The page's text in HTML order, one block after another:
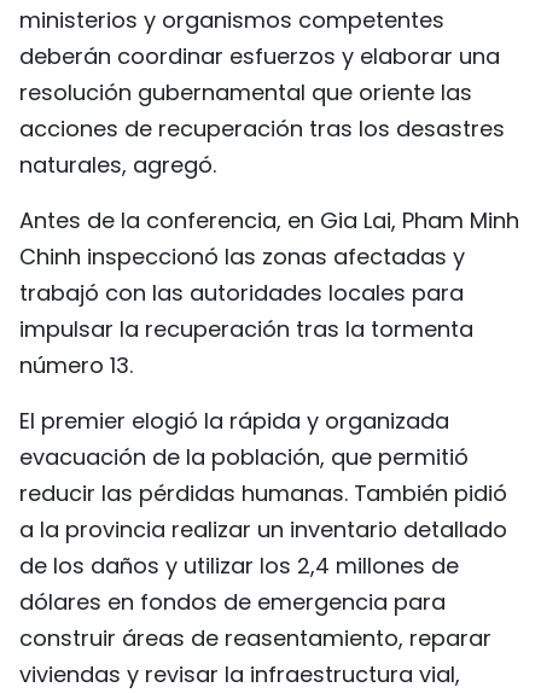
ministerios y organismos competentes
deberán coordinar esfuerzos y elaborar una
resolución gubernamental que oriente las
acciones de recuperación tras los desastres
naturales, agregó.
Antes de la conferencia, en Gia Lai, Pham Minh
Chinh inspeccionó las zonas afectadas y
trabajó con las autoridades locales para
impulsar la recuperación tras la tormenta
número 13.
El premier elogió la rápida y organizada
evacuación de la población, que permitió
reducir las pérdidas humanas. También pidió
a la provincia realizar un inventario detallado
de los daños y utilizar los 2,4 millones de
dólares en fondos de emergencia para
construir áreas de reasentamiento, reparar
viviendas y revisar la infraestructura vial,